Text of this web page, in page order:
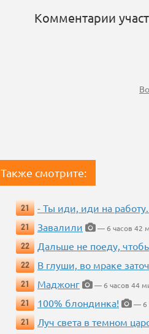
Комментарии
Также смотрите:
21 - Ты иди, иди на
21
Завалили
— 6 часов 42
22
Дальше не поеду,
22
В глуши, во мраке
21
Маджонг
— 6 часов 44
21
100% блондинка!
— 6
21
Луч света в темном